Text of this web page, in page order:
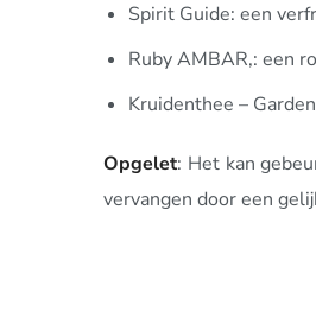
Spirit Guide: een
Ruby AMBAR,: een
Kruidenthee –
Opgelet: Het kan
vervangen door een